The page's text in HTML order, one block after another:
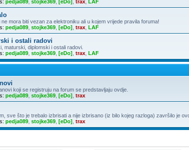
pedja089 stojke369 [eDo] trax LAF
ne mora biti vezan za elektroniku ali u kojem vrijede pravila foruma!
pedja089 stojke369 [eDo] trax LAF
i ostali radovi
maturski, diplomski i ostali radovi.
pedja089 stojke369 [eDo] trax LAF
koji se registruju na forum se predstavljaju ovdje.
pedja089 stojke369 [eDo] trax
sve što je trebalo izbrisati a nije izbrisano (iz bilo kojeg razloga) završilo je
pedja089 stojke369 [eDo] trax